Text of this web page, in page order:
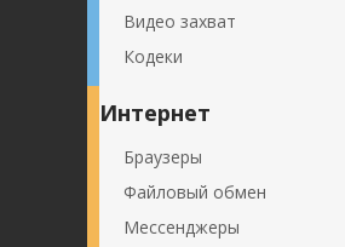
Видео захват
Кодеки
Интернет
Браузеры
Файловый обмен
Мессенджеры